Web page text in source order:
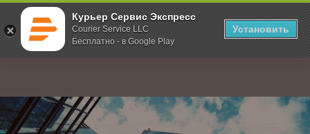
Курьер Сервис Экспресс
Courier Service LLC
Бесплатно - в Google Play
Установить
; Главная О компании Новости К Новому году 2019 – готовы,